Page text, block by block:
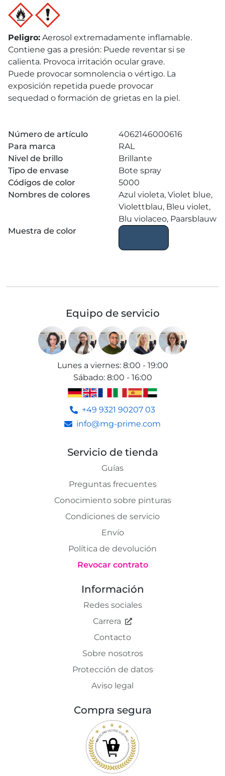
Peligro: Aerosol extremadamente inflamable.
Contiene gas a presión: Puede reventar si se
calienta. Provoca irritación ocular grave.
Puede provocar somnolencia o vértigo. La
exposición repetida puede provocar
sequedad o formación de grietas en la piel.
Número de artículo
4062146000616
Para marca
RAL
Nivel de brillo
Brillante
Tipo de envase
Bote spray
Códigos de color
5000
Nombres de colores
Azul violeta, Violet blue,
Violettblau, Bleu violet,
Blu violaceo, Paarsblauw
Muestra de color
Equipo de servicio
Lunes a viernes: 8:00 - 19:00
Sábado: 8:00 - 16:00
+49 9321 90207 03
info@mg-prime.com
Servicio de tienda
Guías
Preguntas frecuentes
Conocimiento sobre pinturas
Condiciones de servicio
Envío
Política de devolución
Revocar contrato
Información
Redes sociales
Carrera
Contacto
Sobre nosotros
Protección de datos
Aviso legal
Compra segura